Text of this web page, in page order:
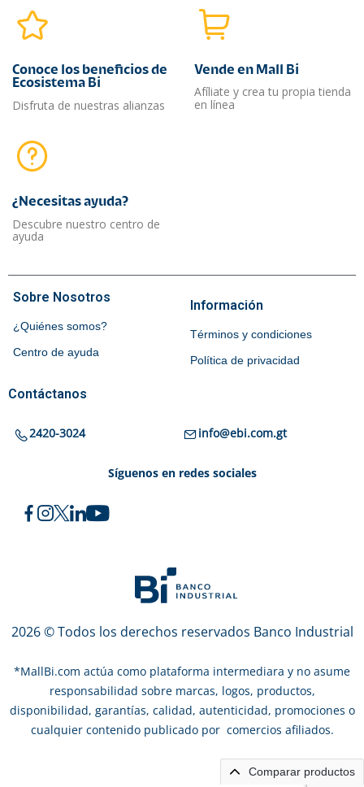
Conoce los beneficios de
Ecosistema Bi
Disfruta de nuestras alianzas
Vende en Mall Bi
Afíliate y crea tu propia tienda
en línea
¿Necesitas ayuda?​
Descubre nuestro centro de
ayuda
Sobre Nosotros
¿Quiénes somos?
Centro de ayuda
Información
Términos y condiciones
Política de privacidad
Contáctanos
2420-3024 info@ebi.com.gt
Síguenos en redes sociales
2026 © Todos los derechos reservados Banco Industrial
*MallBi.com actúa como plataforma intermediara y no asume
responsabilidad sobre marcas, logos, productos,
disponibilidad, garantías, calidad, autenticidad, promociones o
cualquier contenido publicado por comercios afiliados.
Comparar productos